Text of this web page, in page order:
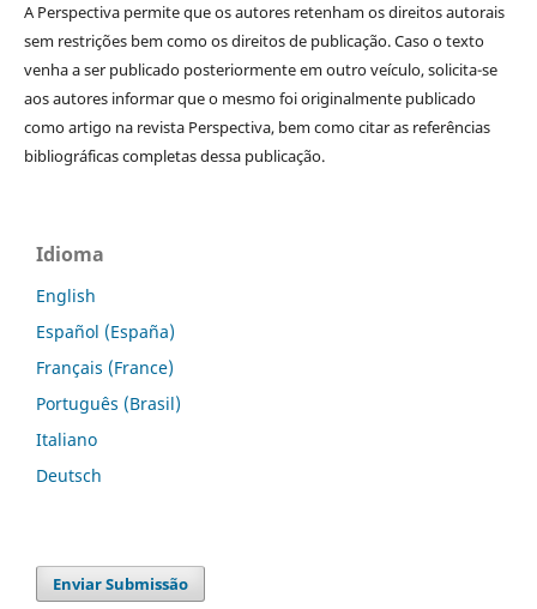
A Perspectiva permite que os autores retenham os direitos autorais
sem restrições bem como os direitos de publicação. Caso o texto
venha a ser publicado posteriormente em outro veículo, solicita-se
aos autores informar que o mesmo foi originalmente publicado
como artigo na revista Perspectiva, bem como citar as referências
bibliográficas completas dessa publicação.
Idioma
English
Español (España)
Français (France)
Português (Brasil)
Italiano
Deutsch
Enviar Submissão